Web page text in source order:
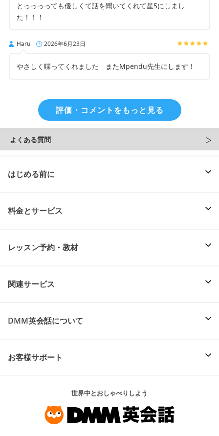
とっっっっても優しくて話を聞いてくれて星5にしまし
た！！！
Haru 2026年6月23日
やさしく喋ってくれました またMpendu先生にします！
評価・コメントをもっと見る
よくある質問
はじめる前に
料金とサービス
レッスン予約・教材
関連サービス
DMM英会話について
お客様サポート
世界中とおしゃべりしよう